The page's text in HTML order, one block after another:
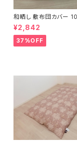
和晒し 敷布団カバー
cm
¥2,842
37%OFF